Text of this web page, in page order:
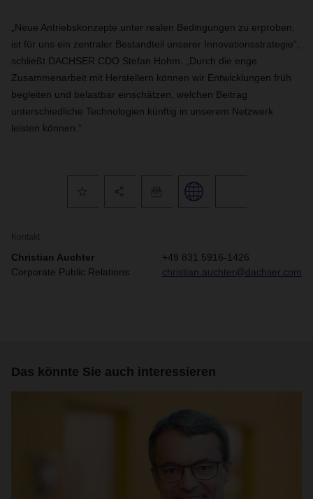
„Neue Antriebskonzepte unter realen Bedingungen zu erproben,
ist für uns ein zentraler Bestandteil unserer Innovationsstrategie“,
schließt DACHSER CDO Stefan Hohm. „Durch die enge
Zusammenarbeit mit Herstellern können wir Entwicklungen früh
begleiten und belastbar einschätzen, welchen Beitrag
unterschiedliche Technologien künftig in unserem Netzwerk
leisten können.“
Kontakt
Christian Auchter
Corporate Public Relations
+49 831 5916-1426
christian.auchter@dachser.com
Das könnte Sie auch interessieren